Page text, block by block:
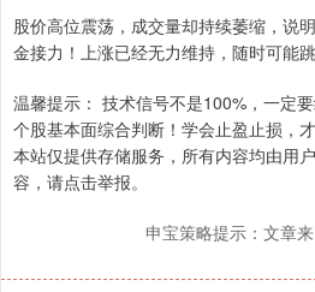
股价高位震荡，成交量却持续萎缩，说
金接力！上涨已经无力维持，随时可能
温馨提示： 技术信号不是100%，一定
个股基本面综合判断！学会止盈止损，
本站仅提供存储服务，所有内容均由用
容，请点击举报。
申宝策略提示：文章